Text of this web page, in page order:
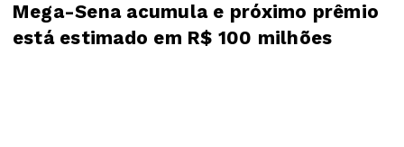
Mega-Sena acumula e próximo prêmio
está estimado em R$ 100 milhões